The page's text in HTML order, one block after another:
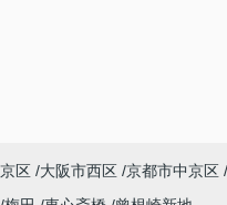
区 大阪市西区 京都市中京区